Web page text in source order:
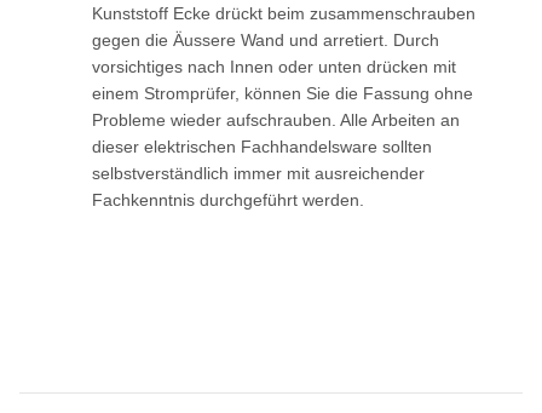
Kunststoff Ecke drückt beim zusammenschrauben
gegen die Äussere Wand und arretiert. Durch
vorsichtiges nach Innen oder unten drücken mit
einem Stromprüfer, können Sie die Fassung ohne
Probleme wieder aufschrauben. Alle Arbeiten an
dieser elektrischen Fachhandelsware sollten
selbstverständlich immer mit ausreichender
Fachkenntnis durchgeführt werden.